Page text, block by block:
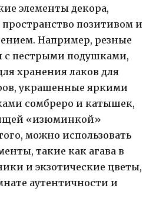
элементы декора,
позитивом и
Например, резные
с пестрыми подушками,
хранения лаков для
украшенные яркими
сомбреро и катышек,
«изюминкой»
можно использовать
такие как агава в
и экзотические цветы,
аутентичности и